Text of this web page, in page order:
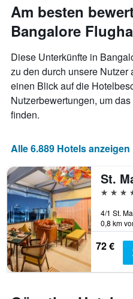
Zimmerpreis
näher
das
Aufenthaltsdatum
rückt.
Diagramm
hat
1
X-
Achse,
die
der
Tage
vor
dem
Aufenthalt
anzeigt
Das
Diagramm
hat
1
Y-
Am besten
Bangalore
Diese Unterkünfte in
zu den durch unsere Nutzer
einen Blick auf die
Nutzerbewertungen, um
finden.
Alle 6.889 Hotels anzeigen
4
0,8 km
72 €